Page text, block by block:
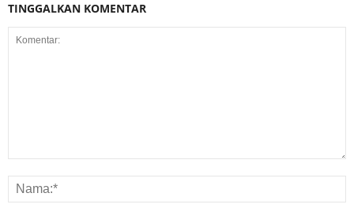
TINGGALKAN KOMENTAR